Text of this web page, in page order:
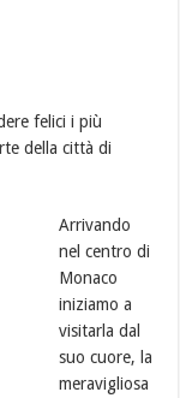
felici i più
della città di
Arrivando
nel centro di
Monaco
iniziamo a
visitarla dal
suo cuore, la
meravigliosa